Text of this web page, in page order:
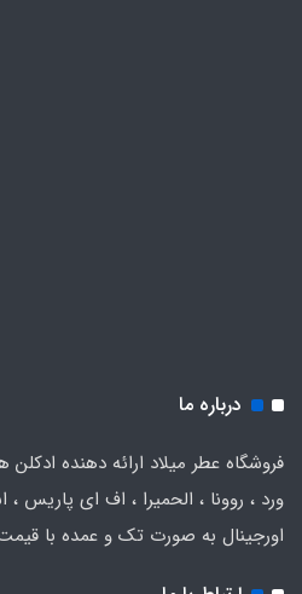
درباره ما
فروشگاه عطر میلاد ارائه دهنده
ورد ، روونا ، الحمیرا ، اف ای پاریس
اورجینال به صورت تک و عمده با